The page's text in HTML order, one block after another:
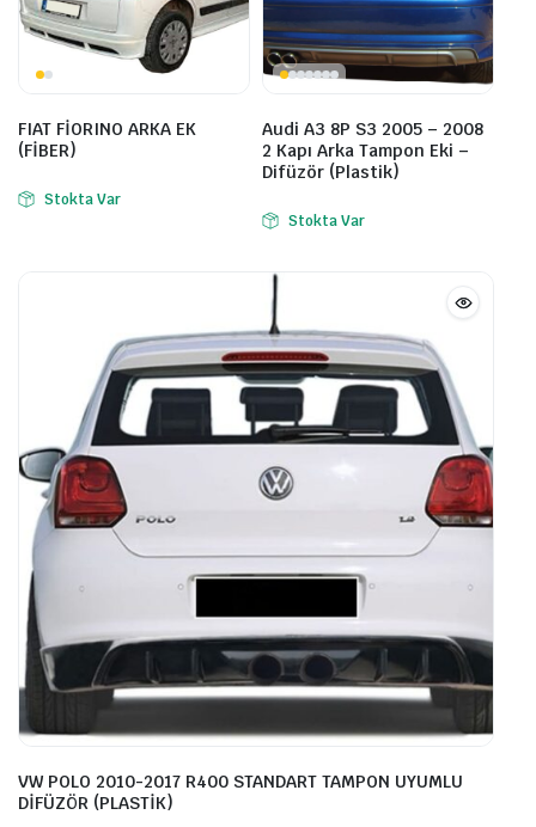
FIAT FİORINO ARKA EK
(FİBER)
Stokta Var
Audi A3 8P S3 2005 – 2008
2 Kapı Arka Tampon Eki –
Difüzör (Plastik)
Stokta Var
VW POLO 2010-2017 R400 STANDART TAMPON UYUMLU
DİFÜZÖR (PLASTİK)